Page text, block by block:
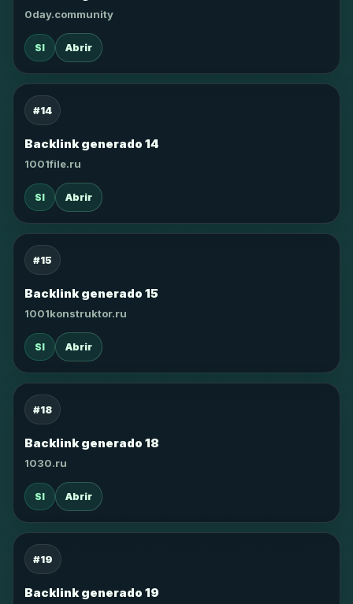
0day.community
SI Abrir
#14
Backlink generado 14
1001file.ru
SI Abrir
#15
Backlink generado 15
1001konstruktor.ru
SI Abrir
#18
Backlink generado 18
1030.ru
SI Abrir
#19
Backlink generado 19